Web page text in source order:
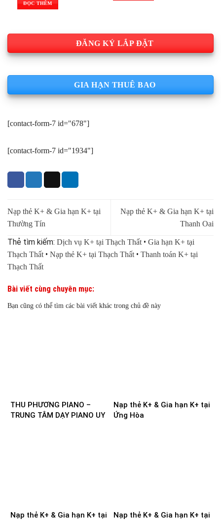
ĐỌC THÊM
ĐĂNG KÝ LẮP ĐẶT
GIA HẠN THUÊ BAO
[contact-form-7 id="678"]
[contact-form-7 id="1934"]
Nạp thẻ K+ & Gia hạn K+ tại
Thường Tín
Nạp thẻ K+ & Gia hạn K+ tại
Thanh Oai
Thẻ tìm kiếm: Dịch vụ K+ tại Thạch Thất• Gia hạn K+ tại
Thạch Thất• Nạp thẻ K+ tại Thạch Thất• Thanh toán K+ tại
Thạch Thất
Bài viết cùng chuyên mục:
Bạn cũng có thể tìm các bài viết khác trong chủ đề này
THU PHƯƠNG PIANO –
TRUNG TÂM DẠY PIANO UY
Nạp thẻ K+ & Gia hạn K+ tại
Ứng Hòa
Nạp thẻ K+ & Gia hạn K+ tại
Nạp thẻ K+ & Gia hạn K+ tại